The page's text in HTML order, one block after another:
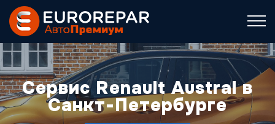
Сервис Renault Austral в
Санкт-Петербурге